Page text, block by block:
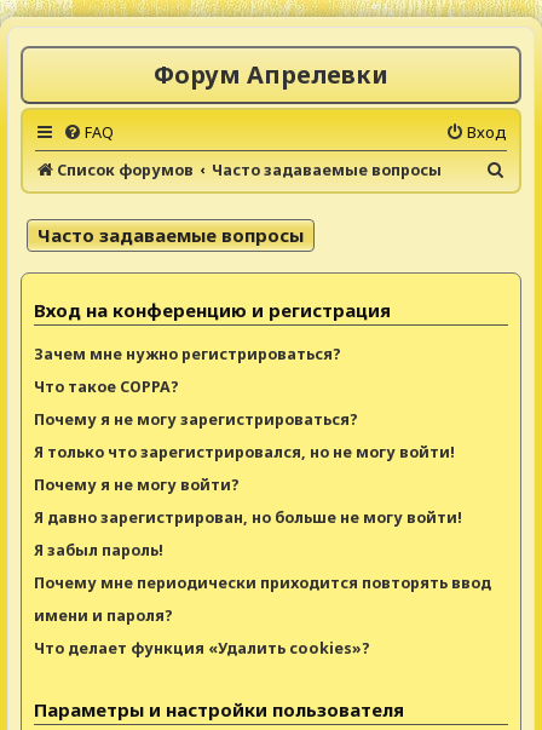
Форум Апрелевки
FAQ
Вход
Список форумов
Часто задаваемые вопросы
о
Часто задаваемые вопросы
Вход на конференцию и регистрация
Зачем мне нужно регистрироваться?
Что такое COPPA?
Почему я не могу зарегистрироваться?
Я только что зарегистрировался, но не могу войти!
Почему я не могу войти?
Я давно зарегистрирован, но больше не могу войти!
Я забыл пароль!
Почему мне периодически приходится повторять ввод
имени и пароля?
Что делает функция «Удалить cookies»?
Параметры и настройки пользователя